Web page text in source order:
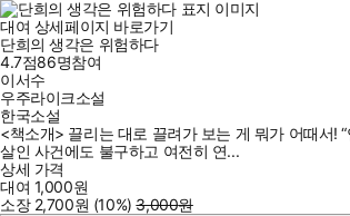
대여 상세페이지 바로가기
단희의 생각은 위험하다
4.7점86명참여
이서수
우주라이크소설
한국소설
<책소개> 끌리는 대로 끌려가 보는 게 뭐가 어때서!
살인 사건에도 불구하고 여전히 연...
상세 가격
대여 1,000원
소장 2,700원 (10%) 3,000원